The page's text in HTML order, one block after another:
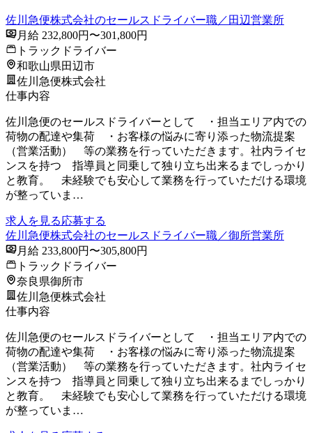
佐川急便株式会社のセールスドライバー職／田辺営業所
月給 232,800円〜301,800円
トラックドライバー
和歌山県田辺市
佐川急便株式会社
仕事内容
佐川急便のセールスドライバーとして ・担当エリア内での
荷物の配達や集荷 ・お客様の悩みに寄り添った物流提案
（営業活動） 等の業務を行っていただきます。社内ライセ
ンスを持つ 指導員と同乗して独り立ち出来るまでしっかり
と教育。 未経験でも安心して業務を行っていただける環境
が整っていま…
求人を見る応募する
佐川急便株式会社のセールスドライバー職／御所営業所
月給 233,800円〜305,800円
トラックドライバー
奈良県御所市
佐川急便株式会社
仕事内容
佐川急便のセールスドライバーとして ・担当エリア内での
荷物の配達や集荷 ・お客様の悩みに寄り添った物流提案
（営業活動） 等の業務を行っていただきます。社内ライセ
ンスを持つ 指導員と同乗して独り立ち出来るまでしっかり
と教育。 未経験でも安心して業務を行っていただける環境
が整っていま…